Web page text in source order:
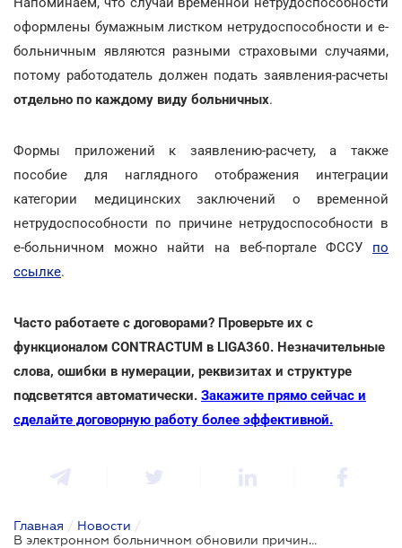
оформлены бумажным листком нетрудоспособности и е-
больничным являются разными страховыми случаями,
потому работодатель должен подать заявления-расчеты
отдельно по каждому виду больничных.
Формы приложений к заявлению-расчету, а также
пособие для наглядного отображения интеграции
категории медицинских заключений о временной
нетрудоспособности по причине нетрудоспособности в
е-больничном можно найти на веб-портале ФССУ по
ссылке.
Часто работаете с договорами? Проверьте их с
функционалом CONTRACTUM в LIGA360. Незначительные
слова, ошибки в нумерации, реквизитах и структуре
подсветятся автоматически. Закажите прямо сейчас и
сделайте договорную работу более эффективной.
Главная / Новости /
В электронном больничном обновили причины нетрудоспособности